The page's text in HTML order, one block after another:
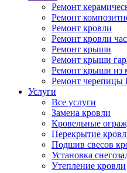
Ремонт
Ремонт
Ремонт кровли
Ремонт кровли
Ремонт крыши
Ремонт крыши
Ремонт крыши из
Ремонт черепицы
Услуги
Все услуги
Замена кровли
Кровельные
Перекрытие
Подшив свесов
Установка
Утепление кровли